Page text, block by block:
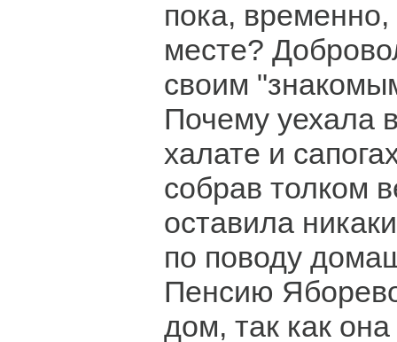
пока,
месте?
своим
Почему уехала
халате и
собрав толком
оставила
по поводу
Пенсию
дом, так как